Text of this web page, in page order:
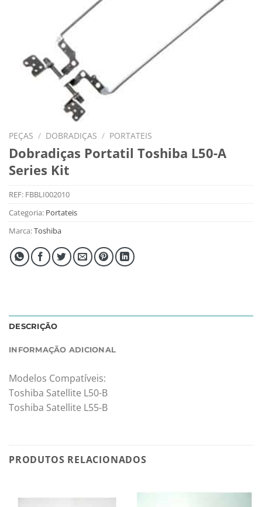
PEÇAS / DOBRADIÇAS / PORTATEIS
Dobradiças Portatil Toshiba L50-A
Series Kit
REF: FBBLI002010
Categoria: Portateis
Marca:Toshiba
DESCRIÇÃO
INFORMAÇÃO ADICIONAL
Modelos Compatíveis:
Toshiba Satellite L50-B
Toshiba Satellite L55-B
PRODUTOS RELACIONADOS